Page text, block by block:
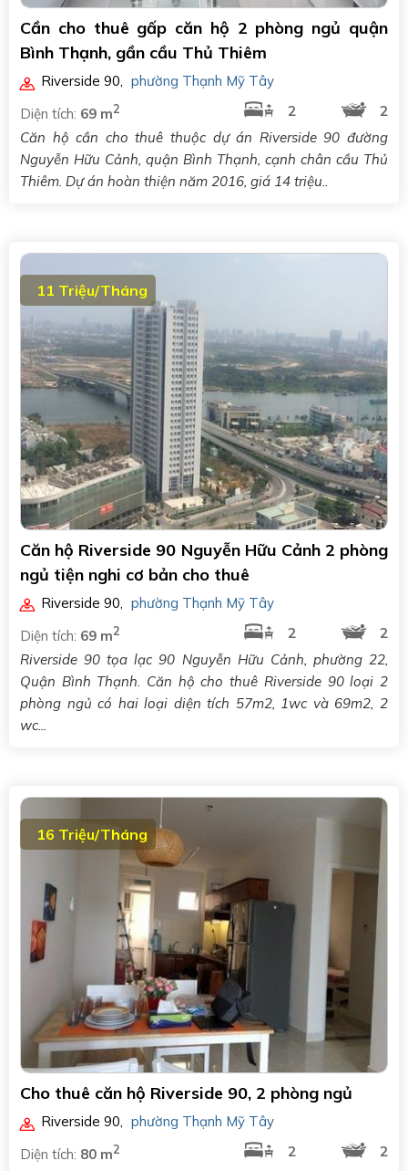
Cần cho thuê gấp căn hộ 2 phòng ngủ quận
Bình Thạnh, gần cầu Thủ Thiêm
Riverside 90, phường Thạnh Mỹ Tây
Diện tích: 69 m2 2
2
Căn hộ cần cho thuê thuộc dự án Riverside 90 đường
Nguyễn Hữu Cảnh, quận Bình Thạnh, cạnh chân cầu Thủ
Thiêm. Dự án hoàn thiện năm 2016, giá 14 triệu..
11 Triệu/Tháng
Căn hộ Riverside 90 Nguyễn Hữu Cảnh 2 phòng
ngủ tiện nghi cơ bản cho thuê
Riverside 90
phường Thạnh Mỹ Tây
Diện tích: 69 m2 2
2
Riverside 90 tọa lạc 90 Nguyễn Hữu Cảnh, phường 22,
Quận Bình Thạnh. Căn hộ cho thuê Riverside 90 loại 2
phòng ngủ có hai loại diện tích 57m2, 1wc và 69m2, 2
wc...
16 Triệu/Tháng
Cho thuê căn hộ Riverside 90, 2 phòng ngủ
Riverside 90, phường Thạnh Mỹ Tây
Diện tích: 80 m2 2
2